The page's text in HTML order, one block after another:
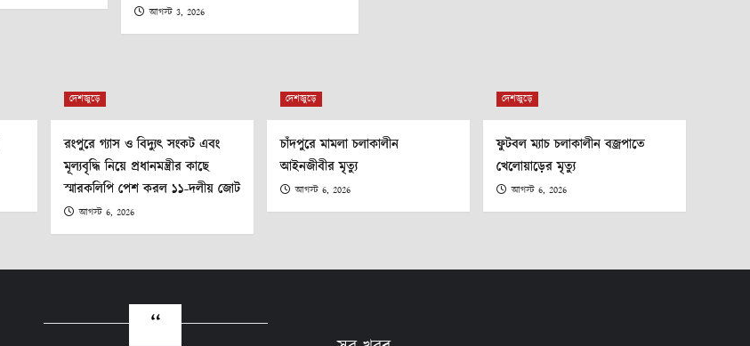
আগস্ট 3, 2026
দেশজুড়ে
রংপুরে গ্যাস ও বিদ্যুৎ সংকট এবং
মূল্যবৃদ্ধি নিয়ে প্রধানমন্ত্রীর কাছে
স্মারকলিপি পেশ করল ১১-দলীয় জোট
আগস্ট 6, 2026
দেশজুড়ে
চাঁদপুরে মামলা চলাকালীন
আইনজীবীর মৃত্যু
আগস্ট 6, 2026
দেশজুড়ে
ফুটবল ম্যাচ চলাকালীন বজ্রপাতে
খেলোয়াড়ের মৃত্যু
আগস্ট 6, 2026